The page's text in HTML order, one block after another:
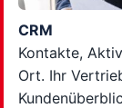
CRM
Kontakte,
Ort. Ihr